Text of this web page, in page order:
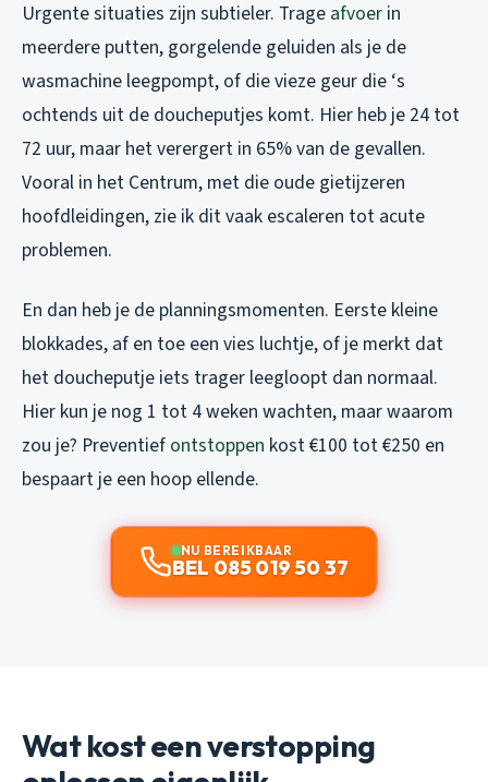
Urgente situaties zijn subtieler. Trage afvoer in
meerdere putten, gorgelende geluiden als je de
wasmachine leegpompt, of die vieze geur die ‘s
ochtends uit de doucheputjes komt. Hier heb je 24 tot
72 uur, maar het verergert in 65% van de gevallen.
Vooral in het Centrum, met die oude gietijzeren
hoofdleidingen, zie ik dit vaak escaleren tot acute
problemen.
En dan heb je de planningsmomenten. Eerste kleine
blokkades, af en toe een vies luchtje, of je merkt dat
het doucheputje iets trager leegloopt dan normaal.
Hier kun je nog 1 tot 4 weken wachten, maar waarom
zou je? Preventief ontstoppen kost €100 tot €250 en
bespaart je een hoop ellende.
NU BEREIKBAAR
BEL 085 019 50 37
Wat kost een verstopping